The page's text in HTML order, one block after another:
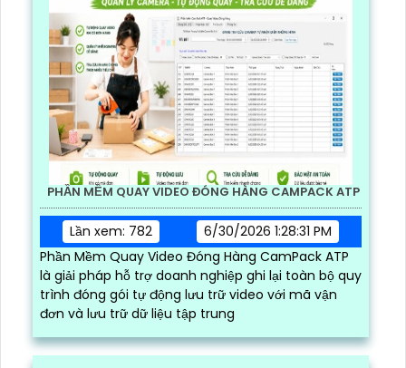
PHẦN MỀM QUAY VIDEO ĐÓNG HÀNG CAMPACK ATP
Lần xem: 782
6/30/2026 1:28:31 PM
Phần Mềm Quay Video Đóng Hàng CamPack ATP
là giải pháp hỗ trợ doanh nghiệp ghi lại toàn bộ quy
trình đóng gói tự động lưu trữ video với mã vận
đơn và lưu trữ dữ liệu tập trung